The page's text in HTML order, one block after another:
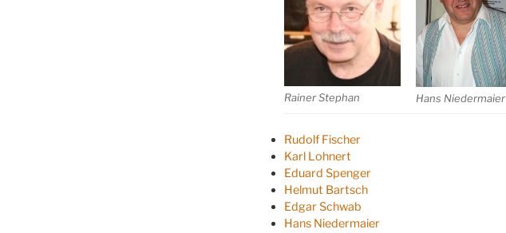
Rainer Stephan Hans Niedermaier
Rudolf Fischer
Karl Lohnert
Eduard Spenger
Helmut Bartsch
Edgar Schwab
Hans Niedermaier